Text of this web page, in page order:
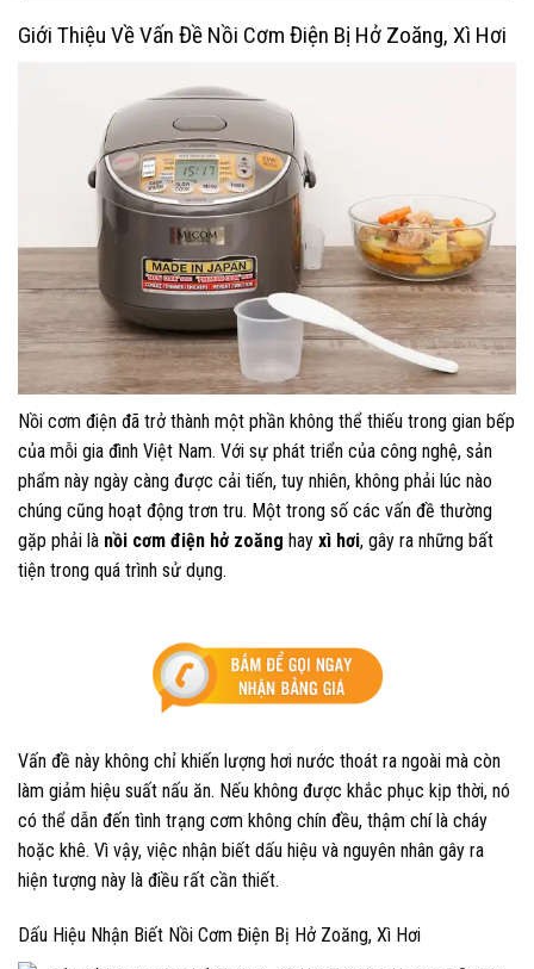
Giới Thiệu Về Vấn Đề Nồi Cơm Điện Bị Hở Zoăng, Xì Hơi
Nồi cơm điện đã trở thành một phần không thể thiếu trong gian bếp
của mỗi gia đình Việt Nam. Với sự phát triển của công nghệ, sản
phẩm này ngày càng được cải tiến, tuy nhiên, không phải lúc nào
chúng cũng hoạt động trơn tru. Một trong số các vấn đề thường
gặp phải là nồi cơm điện hở zoăng hay xì hơi, gây ra những bất
tiện trong quá trình sử dụng.
Vấn đề này không chỉ khiến lượng hơi nước thoát ra ngoài mà còn
làm giảm hiệu suất nấu ăn. Nếu không được khắc phục kịp thời, nó
có thể dẫn đến tình trạng cơm không chín đều, thậm chí là cháy
hoặc khê. Vì vậy, việc nhận biết dấu hiệu và nguyên nhân gây ra
hiện tượng này là điều rất cần thiết.
Dấu Hiệu Nhận Biết Nồi Cơm Điện Bị Hở Zoăng, Xì Hơi